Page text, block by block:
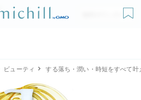
無料ダウンロード
ビューティ する落ち・潤い・時短をすべて